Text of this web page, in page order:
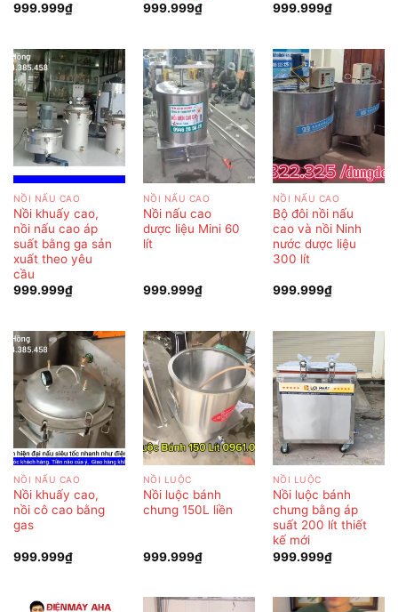
999.999₫
999.999₫ 999.999₫
NỒI NẤU CAO
Nồi khuấy cao,
nồi nấu cao áp
suất bằng ga sản
xuất theo yêu
cầu
999.999₫
NỒI NẤU CAO
Nồi nấu cao
dược liệu Mini 60
lít
999.999₫
NỒI NẤU CAO
Bộ đôi nồi nấu
cao và nồi Ninh
nước dược liệu
300 lít
999.999₫
NỒI NẤU CAO
Nồi khuấy cao,
nồi cô cao bằng
gas
999.999₫
NỒI LUỘC
Nồi luộc bánh
chưng 150L liền
999.999₫
NỒI LUỘC
Nồi luộc bánh
chưng bằng áp
suất 200 lít thiết
kế mới
999.999₫